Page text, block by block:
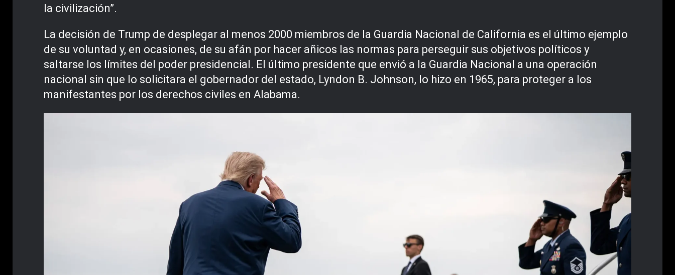
la civilización”.
La decisión de Trump de desplegar al menos 2000 miembros de la Guardia Nacional de California es el último ejemplo
de su voluntad y, en ocasiones, de su afán por hacer añicos las normas para perseguir sus objetivos políticos y
saltarse los límites del poder presidencial. El último presidente que envió a la Guardia Nacional a una operación
nacional sin que lo solicitara el gobernador del estado, Lyndon B. Johnson, lo hizo en 1965, para proteger a los
manifestantes por los derechos civiles en Alabama.